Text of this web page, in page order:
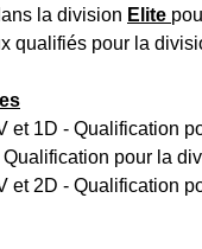
la division Elite
qualifiés pour la
et 1D - Qualification
Qualification pour la
et 2D - Qualification